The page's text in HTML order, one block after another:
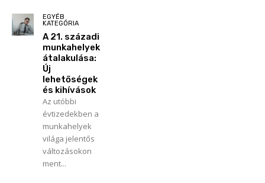
EGYÉB
KATEGÓRIA
A 21. századi
munkahelyek
átalakulása:
Új
lehetőségek
és kihívások
Az utóbbi
évtizedekben a
munkahelyek
világa jelentős
változásokon
ment...